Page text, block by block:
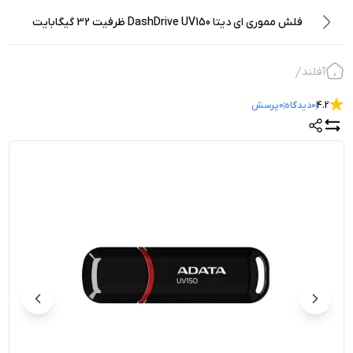
فلش مموری ای دیتا DashDrive UV150 ظرفیت 32 گیگابایت
آفلند
4.2
0دیدگاه0پرسش